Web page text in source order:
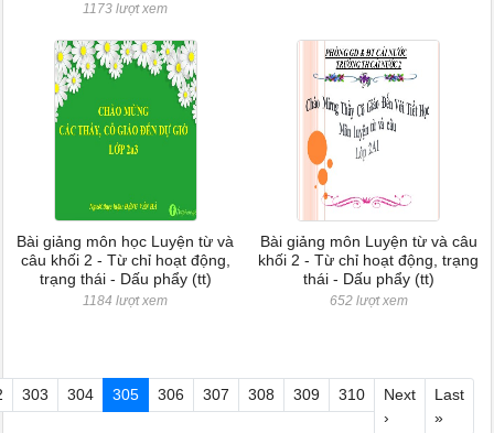
1173 lượt xem
Bài giảng môn học Luyện từ và
câu khối 2 - Từ chỉ hoạt động,
trạng thái - Dấu phẩy (tt)
1184 lượt xem
Bài giảng môn Luyện từ và câu
khối 2 - Từ chỉ hoạt động, trạng
thái - Dấu phẩy (tt)
652 lượt xem
303 304 305 306 307 308 309 310
Next
›
Last
»